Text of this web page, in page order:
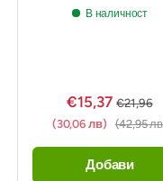
В наличност
€15,37 €21,96
(30,06 лв) (42,95
Добави